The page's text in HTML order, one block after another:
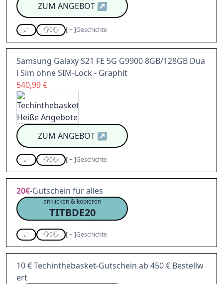
ZUM ANGEBOT↗
0 [+]Geschichte
Samsung Galaxy S21 FE 5G G9900 8GB/128GB Dua
l Sim ohne SIM-Lock - Graphit
540,99 €
ZUM ANGEBOT↗
0 [+]Geschichte
20€-Gutschein für alles
anklicken & kopieren
TITBDE20
0 [+]Geschichte
10 € Techinthebasket-Gutschein ab 450 € Bestellw
ert